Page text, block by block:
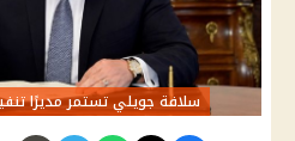
سلافة جويلي تستمر مديرًا